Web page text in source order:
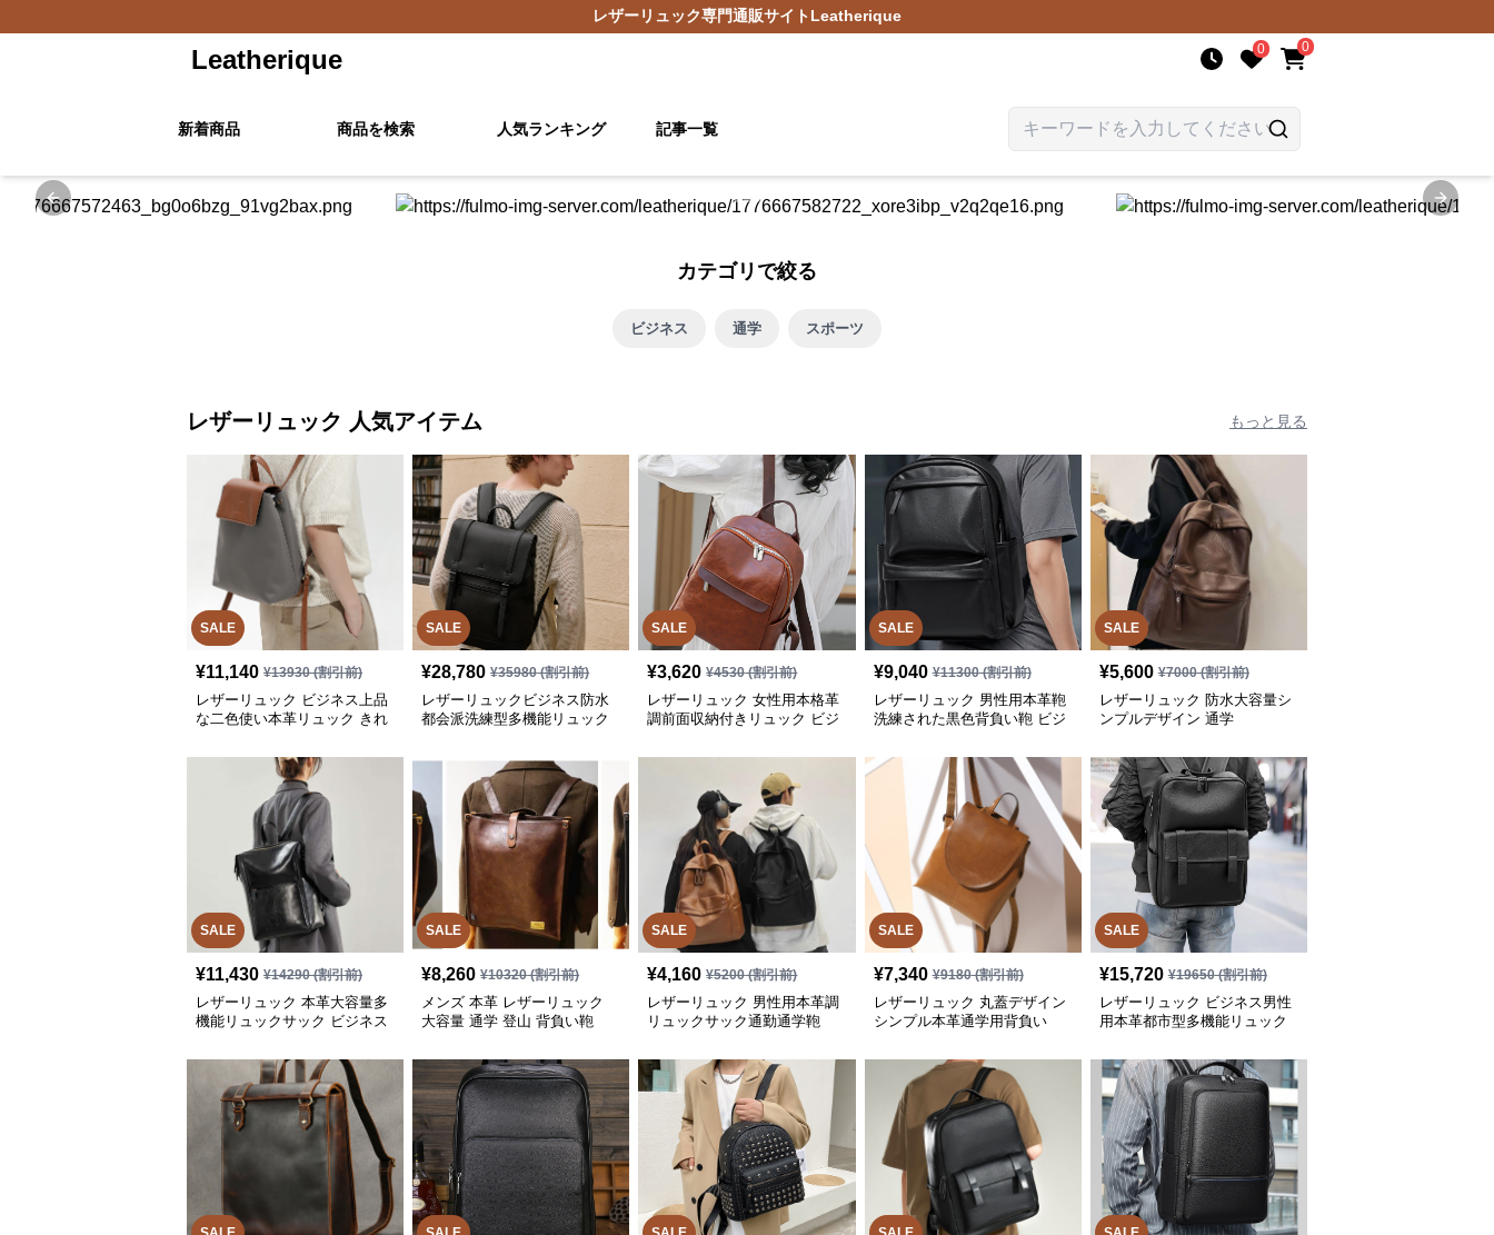
レザーリュック専門通販サイトLeatherique
Leatherique 0 0
新着商品 商品を検索 人気ランキング 記事一覧
Previous slide Next
カテゴリで絞る
ビジネス 通学 スポーツ
レザーリュック 人気アイテム もっと見る
SALE
¥11,140 ¥13930(割引前)
レザーリュック ビジネス上品
な二色使い本革リュック きれ
SALE
¥28,780 ¥35980(割引前)
レザーリュックビジネス防水
都会派洗練型多機能リュック
SALE
¥3,620 ¥4530(割引前)
レザーリュック 女性用本格革
調前面収納付きリュック ビジ
SALE
¥9,040 ¥11300(割引前)
レザーリュック 男性用本革鞄
洗練された黒色背負い鞄 ビジ
SALE
¥5,600 ¥7000(割引前)
レザーリュック 防水大容量シ
ンプルデザイン 通学
SALE
¥11,430 ¥14290(割引前)
レザーリュック 本革大容量多
機能リュックサック ビジネス
SALE
¥8,260 ¥10320(割引前)
メンズ 本革 レザーリュック
大容量 通学 登山 背負い鞄
SALE
¥4,160 ¥5200(割引前)
レザーリュック 男性用本革調
リュックサック通勤通学鞄
SALE
¥7,340 ¥9180(割引前)
レザーリュック 丸蓋デザイン
シンプル本革通学用背負い
SALE
¥15,720 ¥19650(割引前)
レザーリュック ビジネス男性
用本革都市型多機能リュック